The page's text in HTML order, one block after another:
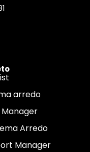
arredo
Arredo
Manager